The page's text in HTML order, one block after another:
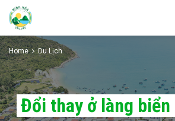
Home Du Lịch
Đổi thay ở làng biển